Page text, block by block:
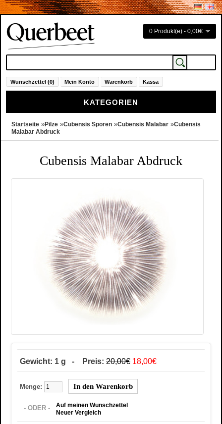
0 Produkt(e) - 0,00€
Wunschzettel (0) Mein Konto Warenkorb Kassa
KATEGORIEN
Startseite »Pilze »Cubensis Sporen »Cubensis Malabar »Cubensis
Malabar Abdruck
Cubensis Malabar Abdruck
Gewicht: 1 g - Preis: 20,00€ 18,00€
Menge:
- ODER -
Auf meinen Wunschzettel
Neuer Vergleich